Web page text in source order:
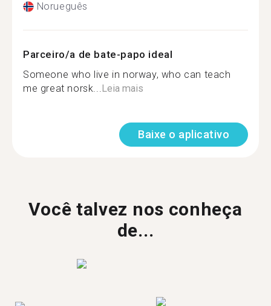
Norueguês
Parceiro/a de bate-papo ideal
Someone who live in norway, who can teach
me great norsk...Leia mais
Baixe o aplicativo
Você talvez nos conheça
de...